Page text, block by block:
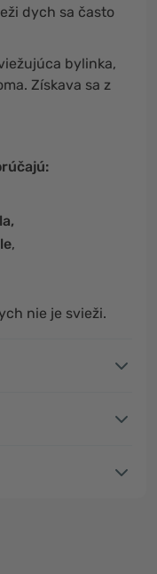
dych sa často
bylinka,
Získava sa z
,
nie je svieži.